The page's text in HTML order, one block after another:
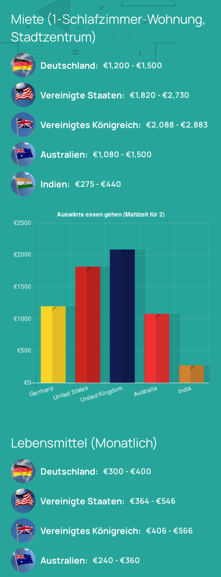
Miete (1-Schlafzimmer-Wohnung,
Stadtzentrum)
Deutschland: €1,200 - €1,500
Vereinigte Staaten: €1,820 - €2,730
Vereinigtes Königreich: €2,088 - €2,883
Australien: €1,080 - €1,500
Indien: €275 - €440
Lebensmittel (Monatlich)
Deutschland: €300 - €400
Vereinigte Staaten: €364 - €546
Vereinigtes Königreich: €406 - €566
Australien: €240 - €360